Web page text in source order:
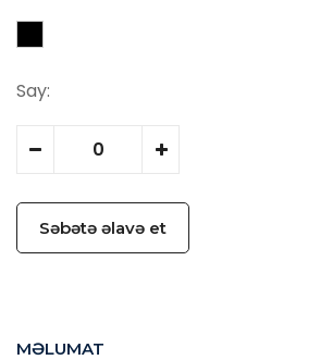
Say:
Səbətə əlavə et
MƏLUMAT